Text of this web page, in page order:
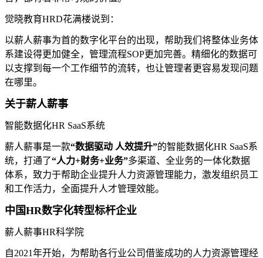
觉晓教育HRD花满楼说到：
以薪人薪事为首的数字化平台的出现，帮助我们将整体业务体
系建设得更加健全，管理流程SOP更加完善。精细化的数据可
以支撑到每一个工作细节的流转，也让管理者更容易发现问题
在哪里。
关于薪人薪事
智能数据化HR SaaS系统
薪人薪事是一款“数据驱动 人效提升”的智能数据化HR SaaS系
统，打通了“人力+财务+业务”多渠道、全业务的一体化数据
体系，致力于帮助企业提升人力资源管理能力，激发组织员工
和工作活力，全面提升人才管理效能。
中国HR数字化转型标杆企业
薪人薪事HR科学院
自2021年开始，为帮助各行业公司借鉴成功的人力资源管理经